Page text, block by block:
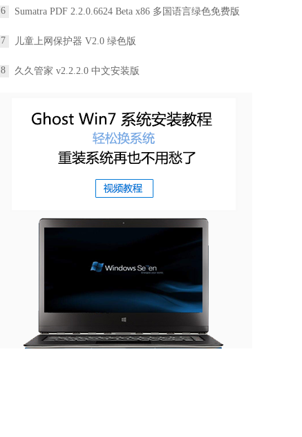
6 Sumatra PDF 2.2.0.6624 Beta x86 多国语言绿色免费版
7 儿童上网保护器 V2.0 绿色版
8 久久管家 v2.2.2.0 中文安装版